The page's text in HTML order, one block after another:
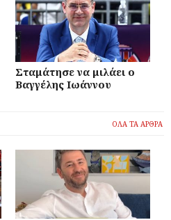
Σταμάτησε να μιλάει ο
Βαγγέλης Ιωάννου
ΟΛΑ ΤΑ ΑΡΘΡΑ